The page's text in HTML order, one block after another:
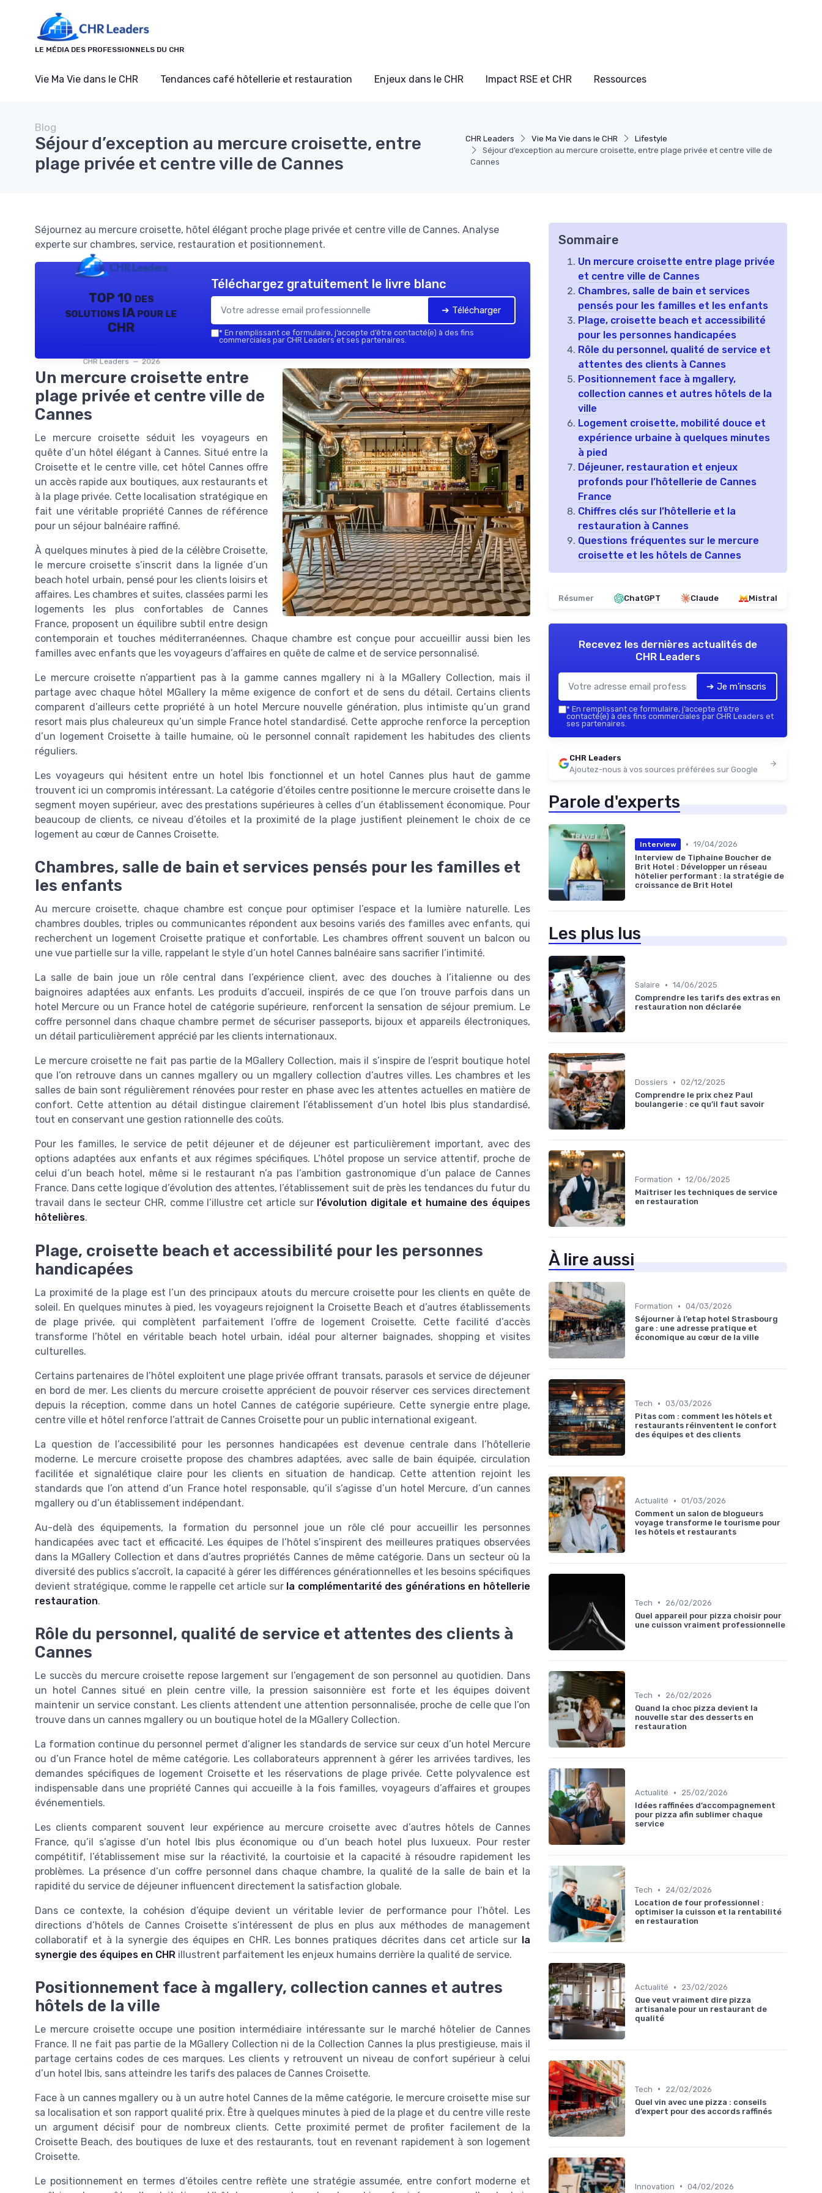
LE MÉDIA DES PROFESSIONNELS DU CHR
Vie Ma Vie dans le CHR Tendances café hôtellerie et restauration Enjeux dans le CHR Impact RSE et CHR Ressources
CHR Leaders Vie Ma Vie dans le CHR
Lifestyle
Séjour d’exception au mercure croisette, entre plage privée et centre ville de
Cannes
Blog
Séjour d’exception au mercure croisette, entre
plage privée et centre ville de Cannes
Séjournez au mercure croisette, hôtel élégant proche plage privée et centre ville de Cannes. Analyse
experte sur chambres, service, restauration et positionnement.
TOP 10 des
solutions IA pour le
CHR
CHR Leaders — 2026
Téléchargez gratuitement le livre blanc
➔ Télécharger
* En remplissant ce formulaire, j’accepte d’être contacté(e) à des fins
commerciales par CHR Leaders et ses partenaires.
Un mercure croisette entre
plage privée et centre ville de
Cannes
Le mercure croisette séduit les voyageurs en
quête d’un hôtel élégant à Cannes. Situé entre la
Croisette et le centre ville, cet hôtel Cannes offre
un accès rapide aux boutiques, aux restaurants et
à la plage privée. Cette localisation stratégique en
fait une véritable propriété Cannes de référence
pour un séjour balnéaire raffiné.
À quelques minutes à pied de la célèbre Croisette,
le mercure croisette s’inscrit dans la lignée d’un
beach hotel urbain, pensé pour les clients loisirs et
affaires. Les chambres et suites, classées parmi les
logements les plus confortables de Cannes
France, proposent un équilibre subtil entre design
contemporain et touches méditerranéennes. Chaque chambre est conçue pour accueillir aussi bien les
familles avec enfants que les voyageurs d’affaires en quête de calme et de service personnalisé.
Le mercure croisette n’appartient pas à la gamme cannes mgallery ni à la MGallery Collection, mais il
partage avec chaque hôtel MGallery la même exigence de confort et de sens du détail. Certains clients
comparent d’ailleurs cette propriété à un hotel Mercure nouvelle génération, plus intimiste qu’un grand
resort mais plus chaleureux qu’un simple France hotel standardisé. Cette approche renforce la perception
d’un logement Croisette à taille humaine, où le personnel connaît rapidement les habitudes des clients
réguliers.
Les voyageurs qui hésitent entre un hotel Ibis fonctionnel et un hotel Cannes plus haut de gamme
trouvent ici un compromis intéressant. La catégorie d’étoiles centre positionne le mercure croisette dans le
segment moyen supérieur, avec des prestations supérieures à celles d’un établissement économique. Pour
beaucoup de clients, ce niveau d’étoiles et la proximité de la plage justifient pleinement le choix de ce
logement au cœur de Cannes Croisette.
Chambres, salle de bain et services pensés pour les familles et
les enfants
Au mercure croisette, chaque chambre est conçue pour optimiser l’espace et la lumière naturelle. Les
chambres doubles, triples ou communicantes répondent aux besoins variés des familles avec enfants, qui
recherchent un logement Croisette pratique et confortable. Les chambres offrent souvent un balcon ou
une vue partielle sur la ville, rappelant le style d’un hotel Cannes balnéaire sans sacrifier l’intimité.
La salle de bain joue un rôle central dans l’expérience client, avec des douches à l’italienne ou des
baignoires adaptées aux enfants. Les produits d’accueil, inspirés de ce que l’on trouve parfois dans un
hotel Mercure ou un France hotel de catégorie supérieure, renforcent la sensation de séjour premium. Le
coffre personnel dans chaque chambre permet de sécuriser passeports, bijoux et appareils électroniques,
un détail particulièrement apprécié par les clients internationaux.
Le mercure croisette ne fait pas partie de la MGallery Collection, mais il s’inspire de l’esprit boutique hotel
que l’on retrouve dans un cannes mgallery ou un mgallery collection d’autres villes. Les chambres et les
salles de bain sont régulièrement rénovées pour rester en phase avec les attentes actuelles en matière de
confort. Cette attention au détail distingue clairement l’établissement d’un hotel Ibis plus standardisé,
tout en conservant une gestion rationnelle des coûts.
Pour les familles, le service de petit déjeuner et de déjeuner est particulièrement important, avec des
options adaptées aux enfants et aux régimes spécifiques. L’hôtel propose un service attentif, proche de
celui d’un beach hotel, même si le restaurant n’a pas l’ambition gastronomique d’un palace de Cannes
France. Dans cette logique d’évolution des attentes, l’établissement suit de près les tendances du futur du
travail dans le secteur CHR, comme l’illustre cet article sur l’évolution digitale et humaine des équipes
hôtelières.
Plage, croisette beach et accessibilité pour les personnes
handicapées
La proximité de la plage est l’un des principaux atouts du mercure croisette pour les clients en quête de
soleil. En quelques minutes à pied, les voyageurs rejoignent la Croisette Beach et d’autres établissements
de plage privée, qui complètent parfaitement l’offre de logement Croisette. Cette facilité d’accès
transforme l’hôtel en véritable beach hotel urbain, idéal pour alterner baignades, shopping et visites
culturelles.
Certains partenaires de l’hôtel exploitent une plage privée offrant transats, parasols et service de déjeuner
en bord de mer. Les clients du mercure croisette apprécient de pouvoir réserver ces services directement
depuis la réception, comme dans un hotel Cannes de catégorie supérieure. Cette synergie entre plage,
centre ville et hôtel renforce l’attrait de Cannes Croisette pour un public international exigeant.
La question de l’accessibilité pour les personnes handicapées est devenue centrale dans l’hôtellerie
moderne. Le mercure croisette propose des chambres adaptées, avec salle de bain équipée, circulation
facilitée et signalétique claire pour les clients en situation de handicap. Cette attention rejoint les
standards que l’on attend d’un France hotel responsable, qu’il s’agisse d’un hotel Mercure, d’un cannes
mgallery ou d’un établissement indépendant.
Au-delà des équipements, la formation du personnel joue un rôle clé pour accueillir les personnes
handicapées avec tact et efficacité. Les équipes de l’hôtel s’inspirent des meilleures pratiques observées
dans la MGallery Collection et dans d’autres propriétés Cannes de même catégorie. Dans un secteur où la
diversité des publics s’accroît, la capacité à gérer les différences générationnelles et les besoins spécifiques
devient stratégique, comme le rappelle cet article sur la complémentarité des générations en hôtellerie
restauration.
Rôle du personnel, qualité de service et attentes des clients à
Cannes
Le succès du mercure croisette repose largement sur l’engagement de son personnel au quotidien. Dans
un hotel Cannes situé en plein centre ville, la pression saisonnière est forte et les équipes doivent
maintenir un service constant. Les clients attendent une attention personnalisée, proche de celle que l’on
trouve dans un cannes mgallery ou un boutique hotel de la MGallery Collection.
La formation continue du personnel permet d’aligner les standards de service sur ceux d’un hotel Mercure
ou d’un France hotel de même catégorie. Les collaborateurs apprennent à gérer les arrivées tardives, les
demandes spécifiques de logement Croisette et les réservations de plage privée. Cette polyvalence est
indispensable dans une propriété Cannes qui accueille à la fois familles, voyageurs d’affaires et groupes
événementiels.
Les clients comparent souvent leur expérience au mercure croisette avec d’autres hôtels de Cannes
France, qu’il s’agisse d’un hotel Ibis plus économique ou d’un beach hotel plus luxueux. Pour rester
compétitif, l’établissement mise sur la réactivité, la courtoisie et la capacité à résoudre rapidement les
problèmes. La présence d’un coffre personnel dans chaque chambre, la qualité de la salle de bain et la
rapidité du service de déjeuner influencent directement la satisfaction globale.
Dans ce contexte, la cohésion d’équipe devient un véritable levier de performance pour l’hôtel. Les
directions d’hôtels de Cannes Croisette s’intéressent de plus en plus aux méthodes de management
collaboratif et à la synergie des équipes en CHR. Les bonnes pratiques décrites dans cet article sur la
synergie des équipes en CHR illustrent parfaitement les enjeux humains derrière la qualité de service.
Positionnement face à mgallery, collection cannes et autres
hôtels de la ville
Le mercure croisette occupe une position intermédiaire intéressante sur le marché hôtelier de Cannes
France. Il ne fait pas partie de la MGallery Collection ni de la Collection Cannes la plus prestigieuse, mais il
partage certains codes de ces marques. Les clients y retrouvent un niveau de confort supérieur à celui
d’un hotel Ibis, sans atteindre les tarifs des palaces de Cannes Croisette.
Face à un cannes mgallery ou à un autre hotel Cannes de la même catégorie, le mercure croisette mise sur
sa localisation et son rapport qualité prix. Être à quelques minutes à pied de la plage et du centre ville reste
un argument décisif pour de nombreux clients. Cette proximité permet de profiter facilement de la
Croisette Beach, des boutiques de luxe et des restaurants, tout en revenant rapidement à son logement
Croisette.
Le positionnement en termes d’étoiles centre reflète une stratégie assumée, entre confort moderne et
Sommaire
Un mercure croisette entre plage privée
et centre ville de Cannes
Chambres, salle de bain et services
pensés pour les familles et les enfants
Plage, croisette beach et accessibilité
pour les personnes handicapées
Rôle du personnel, qualité de service et
attentes des clients à Cannes
Positionnement face à mgallery,
collection cannes et autres hôtels de la
ville
Logement croisette, mobilité douce et
expérience urbaine à quelques minutes
à pied
Déjeuner, restauration et enjeux
profonds pour l’hôtellerie de Cannes
France
Chiffres clés sur l’hôtellerie et la
restauration à Cannes
Questions fréquentes sur le mercure
croisette et les hôtels de Cannes
Résumer ChatGPT Claude Mistral
Recevez les dernières actualités de
CHR Leaders
➔ Je m'inscris
* En remplissant ce formulaire, j’accepte d’être
contacté(e) à des fins commerciales par CHR Leaders et
ses partenaires.
CHR Leaders
Ajoutez-nous à vos sources préférées sur Google
Parole d'experts
Interview • 19/04/2026
Interview de Tiphaine Boucher de
Brit Hotel : Développer un réseau
hôtelier performant : la stratégie de
croissance de Brit Hotel
Les plus lus
Salaire • 14/06/2025
Comprendre les tarifs des extras en
restauration non déclarée
Dossiers • 02/12/2025
Comprendre le prix chez Paul
boulangerie : ce qu’il faut savoir
Formation • 12/06/2025
Maîtriser les techniques de service
en restauration
À lire aussi
Formation • 04/03/2026
Séjourner à l’etap hotel Strasbourg
gare : une adresse pratique et
économique au cœur de la ville
Tech • 03/03/2026
Pitas com : comment les hôtels et
restaurants réinventent le confort
des équipes et des clients
Actualité • 01/03/2026
Comment un salon de blogueurs
voyage transforme le tourisme pour
les hôtels et restaurants
Tech •
26/02/2026
Quel appareil pour pizza choisir pour
une cuisson vraiment professionnelle
Tech •
26/02/2026
Quand la choc pizza devient la
nouvelle star des desserts en
restauration
Actualité •
25/02/2026
Idées raffinées d’accompagnement
pour pizza afin sublimer chaque
service
Tech •
24/02/2026
Location de four professionnel :
optimiser la cuisson et la rentabilité
en restauration
Actualité •
23/02/2026
Que veut vraiment dire pizza
artisanale pour un restaurant de
qualité
Tech •
22/02/2026
Quel vin avec une pizza : conseils
d’expert pour des accords raffinés
Innovation • 04/02/2026